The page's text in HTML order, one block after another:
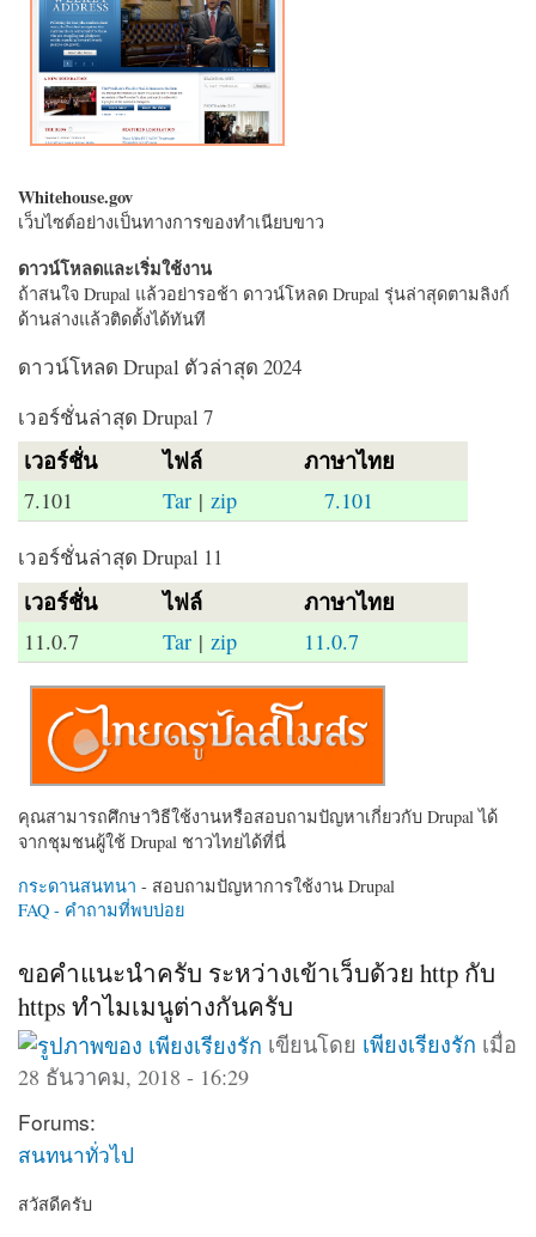
Whitehouse.gov
เว็บไซต์อย่างเป็นทางการของทำเนียบขาว
ดาวน์โหลดและเริ่มใช้งาน
ถ้าสนใจ Drupal แล้วอย่ารอช้า ดาวน์โหลด Drupal รุ่นล่าสุดตามลิงก์
ด้านล่างแล้วติดตั้งได้ทันที
ดาวน์โหลด Drupal ตัวล่าสุด 2024
เวอร์ชั่นล่าสุด Drupal 7
เวอร์ชั่น ไฟล์ ภาษาไทย
7.101 Tar |zip 7.101
เวอร์ชั่นล่าสุด Drupal 11
เวอร์ชั่น ไฟล์ ภาษาไทย
11.0.7 Tar | zip 11.0.7
คุณสามารถศึกษาวิธีใช้งานหรือสอบถามปัญหาเกี่ยวกับ Drupal ได้
จากชุมชนผู้ใช้ Drupal ชาวไทยได้ที่นี่
กระดานสนทนา - สอบถามปัญหาการใช้งาน Drupal
FAQ - คำถามที่พบบ่อย
ขอคำแนะนำครับ ระหว่างเข้าเว็บด้วย http กับ
https ทำไมเมนูต่างกันครับ
เขียนโดย เพียงเรียงรัก เมื่อ
28 ธันวาคม, 2018 - 16:29
Forums:
สนทนาทั่วไป
สวัสดีครับ